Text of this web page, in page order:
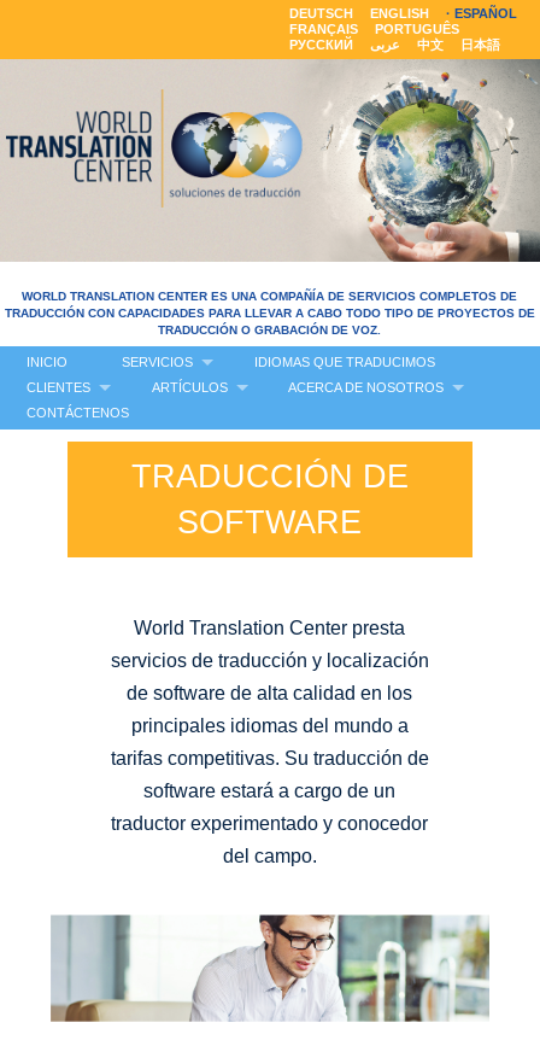
DEUTSCH ENGLISH
ESPAÑOL
FRANÇAIS
PORTUGUÊS
РУССКИЙ
عربى 中文 日本語
WORLD TRANSLATION CENTER ES UNA COMPAÑÍA DE SERVICIOS COMPLETOS DE
TRADUCCIÓN CON CAPACIDADES PARA LLEVAR A CABO TODO TIPO DE PROYECTOS DE
TRADUCCIÓN O GRABACIÓN DE VOZ.
INICIO SERVICIOS
IDIOMAS QUE TRADUCIMOS
CLIENTES
ARTÍCULOS
ACERCA DE NOSOTROS
CONTÁCTENOS
TRADUCCIÓN DE
SOFTWARE
World Translation Center presta
servicios de traducción y localización
de software de alta calidad en los
principales idiomas del mundo a
tarifas competitivas. Su traducción de
software estará a cargo de un
traductor experimentado y conocedor
del campo.